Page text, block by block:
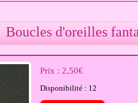
Boucles d'oreilles
Prix :2,50€
Disponibilité : 12